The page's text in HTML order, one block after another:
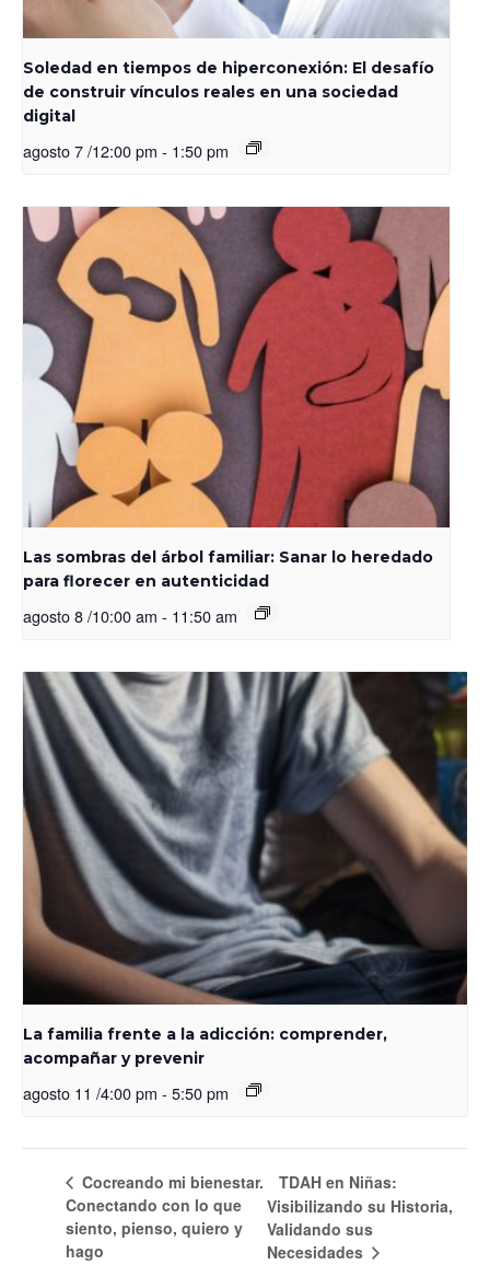
Soledad en tiempos de hiperconexión: El desafío
de construir vínculos reales en una sociedad
digital
agosto 7 /12:00 pm - 1:50 pm
Las sombras del árbol familiar: Sanar lo heredado
para florecer en autenticidad
agosto 8 /10:00 am - 11:50 am
La familia frente a la adicción: comprender,
acompañar y prevenir
agosto 11 /4:00 pm - 5:50 pm
Cocreando mi bienestar.
Conectando con lo que
siento, pienso, quiero y
hago
TDAH en Niñas:
Visibilizando su Historia,
Validando sus
Necesidades